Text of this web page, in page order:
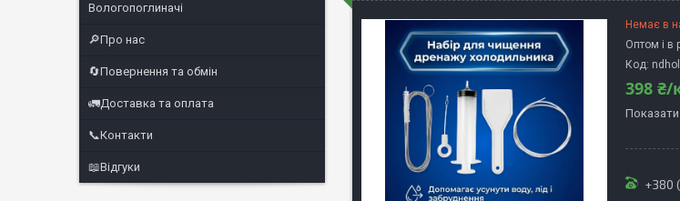
Немає в
Оптом і в
Код:
398
Показати
+380
Вологопоглиначі
🔎Про нас
🔄Повернення та обмін
🚛Доставка та оплата
📞Контакти
📖Відгуки